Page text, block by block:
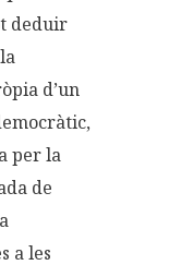
deduir
d’un
per la
de
a les